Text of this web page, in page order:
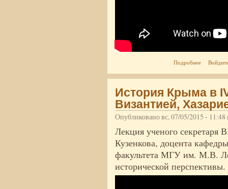
Подробнее о Крым -
История Крыма в
Византией,
Опубликовано вс, 07/05/2015 - 11:48
Лекция ученого
Кузенкова, доцента
факультета МГУ им. М.В.
исторической перспективы.